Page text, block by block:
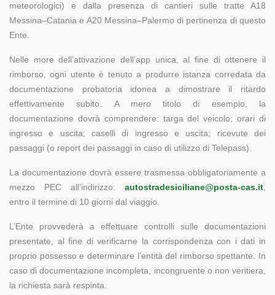
meteorologici) e dalla presenza di cantieri sulle tratte A18
Messina–Catania e A20 Messina–Palermo di pertinenza di questo
Ente.
Nelle more dell’attivazione dell’app unica, al fine di ottenere il
rimborso, ogni utente è tenuto a produrre istanza corredata da
documentazione probatoria idonea a dimostrare il ritardo
effettivamente subito. A mero titolo di esempio, la
documentazione dovrà comprendere: targa del veicolo; orari di
ingresso e uscita; caselli di ingresso e uscita; ricevute dei
passaggi (o report dei passaggi in caso di utilizzo di Telepass).
La documentazione dovrà essere trasmessa obbligatoriamente a
mezzo PEC all’indirizzo: autostradesiciliane@posta-cas.it
entro il termine di 10 giorni dal viaggio.
L’Ente provvederà a effettuare controlli sulle documentazioni
presentate, al fine di verificarne la corrispondenza con i dati in
proprio possesso e determinare l’entità del rimborso spettante. In
caso di documentazione incompleta, incongruente o non veritiera,
la richiesta sarà respinta.